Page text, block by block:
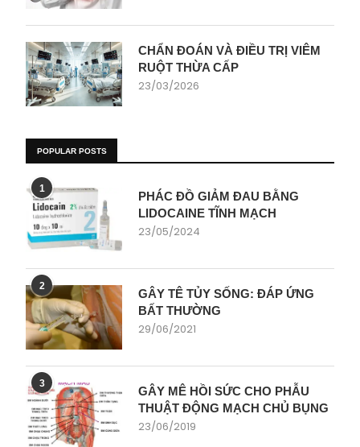
CHẨN ĐOÁN VÀ ĐIỀU TRỊ VIÊM
RUỘT THỪA CẤP
23/03/2026
POPULAR POSTS
1
PHÁC ĐỒ GIẢM ĐAU BẰNG
LIDOCAINE TĨNH MẠCH
23/05/2024
2
GÂY TÊ TỦY SỐNG: ĐÁP ỨNG
BẤT THƯỜNG
29/06/2021
3
GÂY MÊ HỒI SỨC CHO PHẪU
THUẬT ĐỘNG MẠCH CHỦ BỤNG
23/06/2019